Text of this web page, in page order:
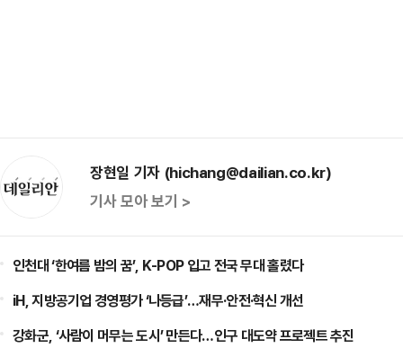
장현일 기자 (hichang@dailian.co.kr)
기사 모아 보기 >
인천대 ‘한여름 밤의 꿈’, K-POP 입고 전국 무대 홀렸다
iH, 지방공기업 경영평가 ‘나등급’…재무·안전·혁신 개선
강화군, ‘사람이 머무는 도시’ 만든다…인구 대도약 프로젝트 추진